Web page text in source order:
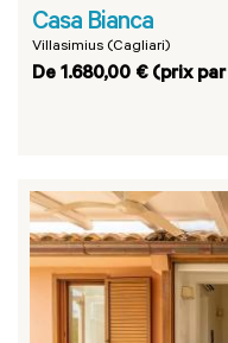
Casa Bianca
Villasimius (Cagliari)
De 1.680,00 € (prix